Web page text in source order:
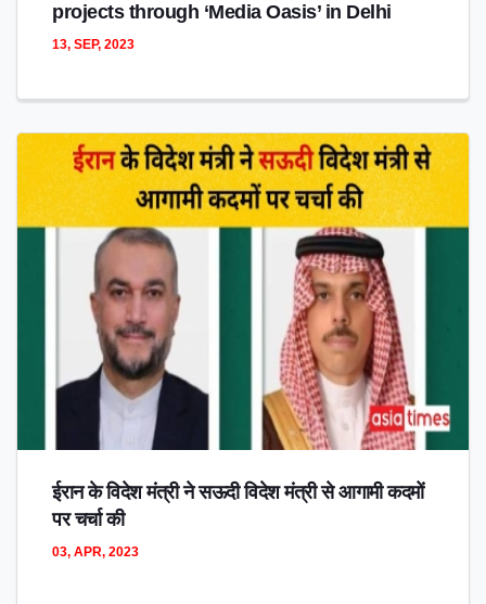
projects through ‘Media Oasis’ in Delhi
13, SEP, 2023
ईरान के विदेश मंत्री ने सऊदी विदेश मंत्री से आगामी कदमों
पर चर्चा की
03, APR, 2023